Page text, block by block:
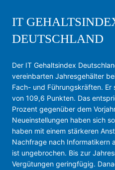
IT
DEUTSCHLAND
Der IT Gehaltsindex
vereinbarten Jahresgehälter
Fach- und Führungskräften. Er
von 109,6 Punkten. Das
Prozent gegenüber dem
Neueinstellungen haben sich
haben mit einem stärkeren
Nachfrage nach Informatikern
ist ungebrochen. Bis zur
Vergütungen geringfügig.